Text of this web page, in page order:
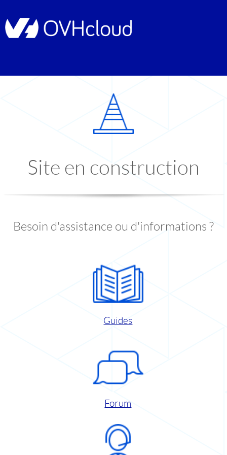
Site en construction
Besoin d'assistance ou d'informations ?
Guides
Forum